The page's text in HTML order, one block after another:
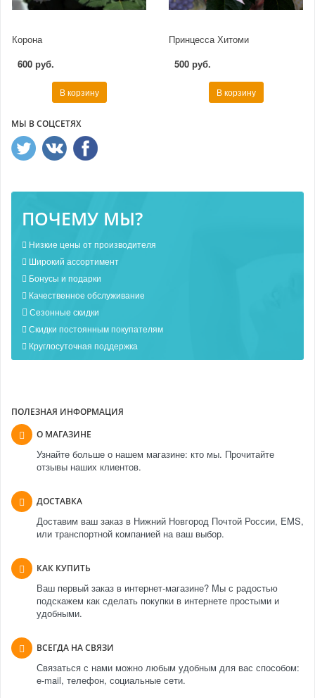
Корона
600 руб.
В корзину
Принцесса Хитоми
500 руб.
В корзину
МЫ В СОЦСЕТЯХ
ПОЧЕМУ МЫ?
Низкие цены от производителя
Широкий ассортимент
Бонусы и подарки
Качественное обслуживание
Сезонные скидки
Скидки постоянным покупателям
Круглосуточная поддержка
ПОЛЕЗНАЯ ИНФОРМАЦИЯ
О МАГАЗИНЕ
Узнайте больше о нашем магазине: кто мы. Прочитайте
отзывы наших клиентов.
ДОСТАВКА
Доставим ваш заказ в Нижний Новгород Почтой России, EMS,
или транспортной компанией на ваш выбор.
КАК КУПИТЬ
Ваш первый заказ в интернет-магазине? Мы с радостью
подскажем как сделать покупки в интернете простыми и
удобными.
ВСЕГДА НА СВЯЗИ
Связаться с нами можно любым удобным для вас способом:
e-mail, телефон, социальные сети.